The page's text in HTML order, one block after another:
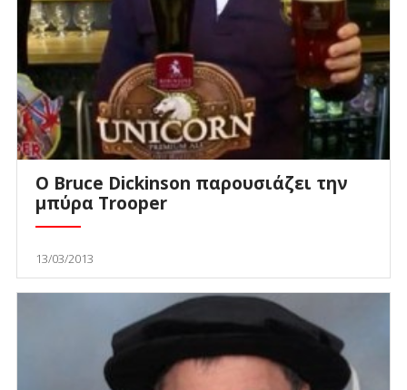
Ο Bruce Dickinson παρουσιάζει την
μπύρα Trooper
13/03/2013